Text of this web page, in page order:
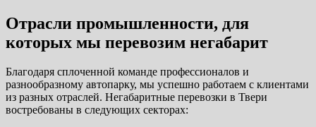
Отрасли промышленности, для
которых мы перевозим негабарит
Благодаря сплоченной команде профессионалов и
разнообразному автопарку, мы успешно работаем с клиентами
из разных отраслей. Негабаритные перевозки в Твери
востребованы в следующих секторах: